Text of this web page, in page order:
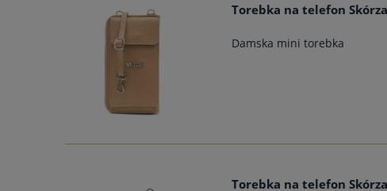
Torebka na telefon
Damska mini torebka
Torebka na telefon